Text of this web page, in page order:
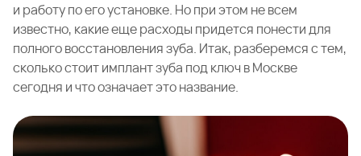
и работу по его установке. Но при этом не всем
известно, какие еще расходы придется понести для
полного восстановления зуба. Итак, разберемся с тем,
сколько стоит имплант зуба под ключ в Москве
сегодня и что означает это название.